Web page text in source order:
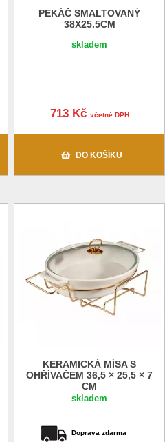
PEKÁČ SMALTOVANÝ
38X25.5CM
skladem
713 Kč včetně DPH
DO KOŠÍKU
KERAMICKÁ MÍSA S
OHŘÍVAČEM 36,5 × 25,5 × 7
CM
skladem
Doprava zdarma